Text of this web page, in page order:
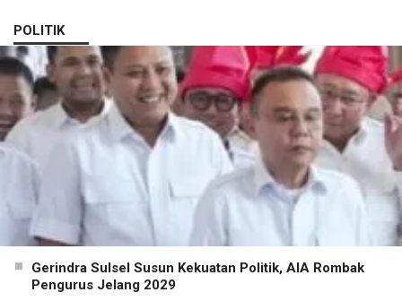
POLITIK
Gerindra Sulsel Susun Kekuatan Politik, AIA Rombak
Pengurus Jelang 2029